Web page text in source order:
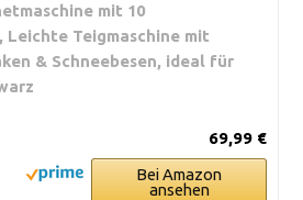
mit 10
Leichte Teigmaschine mit
& Schneebesen, ideal für
69,99 €
Bei Amazon
ansehen